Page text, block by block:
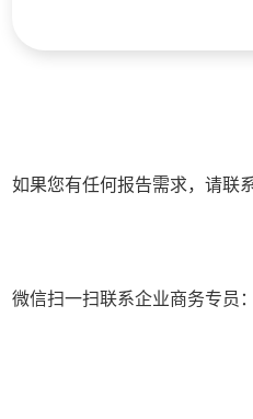
如果您有任何报告需求，请联系
微信扫一扫联系企业商务专员：